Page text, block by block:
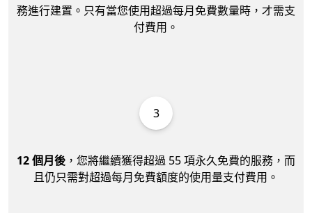
務進行建置。只有當您使用超過每月免費數量時，才需支
付費用。
3
12 個月後 ，您將繼續獲得超過 55 項永久免費的服務，而
且仍只需對超過每月免費額度的使用量支付費用。